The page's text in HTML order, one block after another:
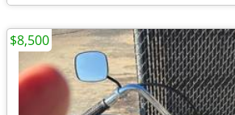
$8,500